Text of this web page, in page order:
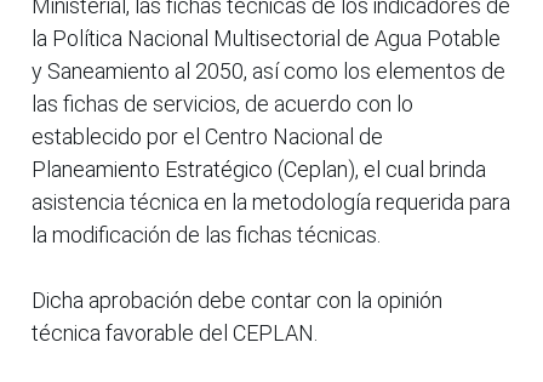
Ministerial, las fichas técnicas de los indicadores de
la Política Nacional Multisectorial de Agua Potable
y Saneamiento al 2050, así como los elementos de
las fichas de servicios, de acuerdo con lo
establecido por el Centro Nacional de
Planeamiento Estratégico (Ceplan), el cual brinda
asistencia técnica en la metodología requerida para
la modificación de las fichas técnicas.
Dicha aprobación debe contar con la opinión
técnica favorable del CEPLAN.